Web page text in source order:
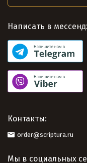
Написать в
Контакты:
order@scriptura.ru
Мы в социальных